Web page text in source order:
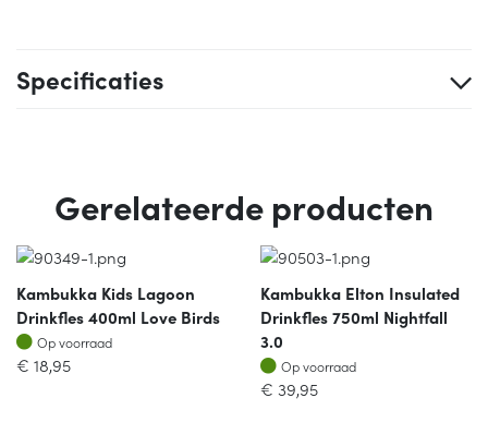
Specificaties
Gerelateerde producten
Kambukka Kids Lagoon
Drinkfles 400ml Love Birds
Op voorraad
Op voorraad
€ 18,95
Kambukka Elton Insulated
Drinkfles 750ml Nightfall
3.0
Op voorraad
Op voorraad
€ 39,95